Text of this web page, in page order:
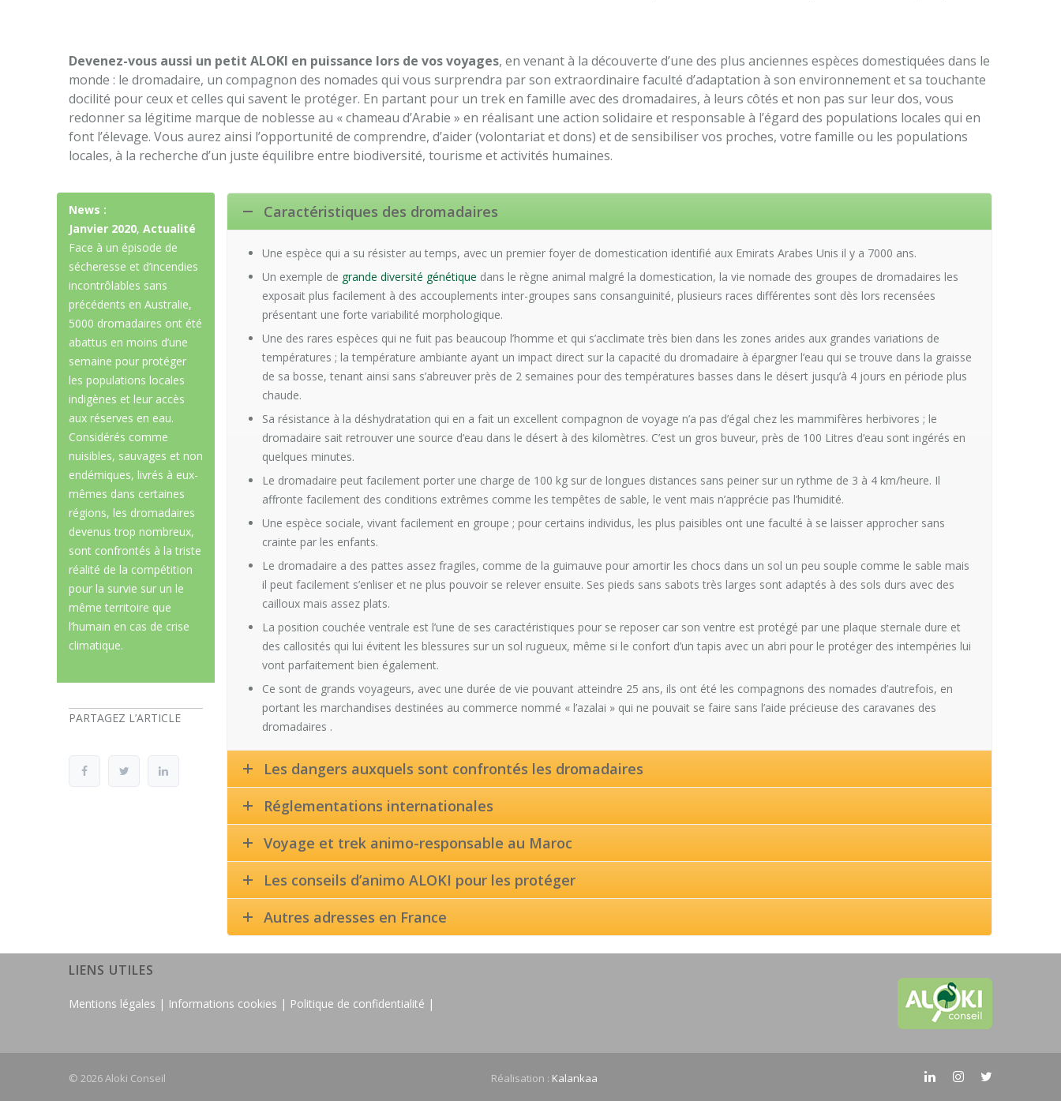
Devenez-vous aussi un petit ALOKI en puissance lors de vos voyages, en venant à la découverte d’une des plus anciennes espèces domestiquées dans le
monde : le dromadaire, un compagnon des nomades qui vous surprendra par son extraordinaire faculté d’adaptation à son environnement et sa touchante
docilité pour ceux et celles qui savent le protéger. En partant pour un trek en famille avec des dromadaires, à leurs côtés et non pas sur leur dos, vous
redonner sa légitime marque de noblesse au « chameau d’Arabie » en réalisant une action solidaire et responsable à l’égard des populations locales qui en
font l’élevage. Vous aurez ainsi l’opportunité de comprendre, d’aider (volontariat et dons) et de sensibiliser vos proches, votre famille ou les populations
locales, à la recherche d’un juste équilibre entre biodiversité, tourisme et activités humaines.
News :
Janvier 2020, Actualité
Face à un épisode de
sécheresse et d’incendies
incontrôlables sans
précédents en Australie,
5000 dromadaires ont été
abattus en moins d’une
semaine pour protéger
les populations locales
indigènes et leur accès
aux réserves en eau.
Considérés comme
nuisibles, sauvages et non
endémiques, livrés à eux-
mêmes dans certaines
régions, les dromadaires
devenus trop nombreux,
sont confrontés à la triste
réalité de la compétition
pour la survie sur un le
même territoire que
l’humain en cas de crise
climatique.
PARTAGEZ L’ARTICLE
Caractéristiques des dromadaires
Une espèce qui a su résister au temps, avec un premier foyer de domestication identifié aux Emirats Arabes Unis il y a 7000 ans.
Un exemple de grande diversité génétique dans le règne animal malgré la domestication, la vie nomade des groupes de dromadaires les
exposait plus facilement à des accouplements inter-groupes sans consanguinité, plusieurs races différentes sont dès lors recensées
présentant une forte variabilité morphologique.
Une des rares espèces qui ne fuit pas beaucoup l’homme et qui s’acclimate très bien dans les zones arides aux grandes variations de
températures ; la température ambiante ayant un impact direct sur la capacité du dromadaire à épargner l’eau qui se trouve dans la graisse
de sa bosse, tenant ainsi sans s’abreuver près de 2 semaines pour des températures basses dans le désert jusqu’à 4 jours en période plus
chaude.
Sa résistance à la déshydratation qui en a fait un excellent compagnon de voyage n’a pas d’égal chez les mammifères herbivores ; le
dromadaire sait retrouver une source d’eau dans le désert à des kilomètres. C’est un gros buveur, près de 100 Litres d’eau sont ingérés en
quelques minutes.
Le dromadaire peut facilement porter une charge de 100 kg sur de longues distances sans peiner sur un rythme de 3 à 4 km/heure. Il
affronte facilement des conditions extrêmes comme les tempêtes de sable, le vent mais n’apprécie pas l’humidité.
Une espèce sociale, vivant facilement en groupe ; pour certains individus, les plus paisibles ont une faculté à se laisser approcher sans
crainte par les enfants.
Le dromadaire a des pattes assez fragiles, comme de la guimauve pour amortir les chocs dans un sol un peu souple comme le sable mais
il peut facilement s’enliser et ne plus pouvoir se relever ensuite. Ses pieds sans sabots très larges sont adaptés à des sols durs avec des
cailloux mais assez plats.
La position couchée ventrale est l’une de ses caractéristiques pour se reposer car son ventre est protégé par une plaque sternale dure et
des callosités qui lui évitent les blessures sur un sol rugueux, même si le confort d’un tapis avec un abri pour le protéger des intempéries lui
vont parfaitement bien également.
Ce sont de grands voyageurs, avec une durée de vie pouvant atteindre 25 ans, ils ont été les compagnons des nomades d’autrefois, en
portant les marchandises destinées au commerce nommé « l’azalai » qui ne pouvait se faire sans l’aide précieuse des caravanes des
dromadaires .
Les dangers auxquels sont confrontés les dromadaires
Réglementations internationales
Voyage et trek animo-responsable au Maroc
Les conseils d’animo ALOKI pour les protéger
Autres adresses en France
LIENS UTILES
Mentions légales | Informations cookies | Politique de confidentialité |
© 2026 Aloki Conseil Réalisation : Kalankaa